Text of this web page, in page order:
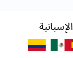
الإسبانية